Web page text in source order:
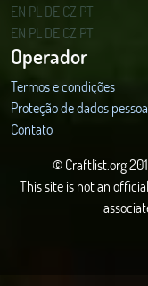
Hytamods.org
EN PL DECZ PT
EN PL DECZ PT
Operador
Termos e condições
Proteção de dados
Contato
© Craftlist.org
This site is not an